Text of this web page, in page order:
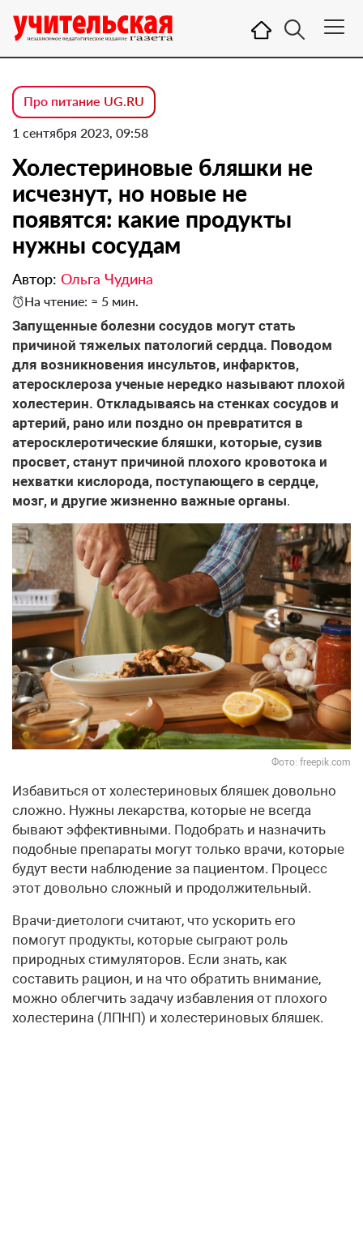
Про питание UG.RU
1 сентября 2023, 09:58
Холестериновые бляшки не
исчезнут, но новые не
появятся: какие продукты
нужны сосудам
Автор: Ольга Чудина
На чтение: ≈ 5 мин.
Запущенные болезни сосудов могут стать
причиной тяжелых патологий сердца. Поводом
для возникновения инсультов, инфарктов,
атеросклероза ученые нередко называют плохой
холестерин. Откладываясь на стенках сосудов и
артерий, рано или поздно он превратится в
атеросклеротические бляшки, которые, сузив
просвет, станут причиной плохого кровотока и
нехватки кислорода, поступающего в сердце,
мозг, и другие жизненно важные органы.
Фото: freepik.com
Избавиться от холестериновых бляшек довольно
сложно. Нужны лекарства, которые не всегда
бывают эффективными. Подобрать и назначить
подобные препараты могут только врачи, которые
будут вести наблюдение за пациентом. Процесс
этот довольно сложный и продолжительный.
Врачи-диетологи считают, что ускорить его
помогут продукты, которые сыграют роль
природных стимуляторов. Если знать, как
составить рацион, и на что обратить внимание,
можно облегчить задачу избавления от плохого
холестерина (ЛПНП) и холестериновых бляшек.